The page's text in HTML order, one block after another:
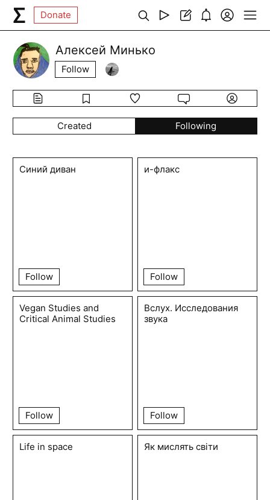
Donate
Алексей Минько
Follow
Created Following
Синий диван
Follow
и-флакс
Follow
Vegan Studies and
Critical Animal Studies
Follow
Вслух. Исследования
звука
Follow
Life in space Як мислять світи